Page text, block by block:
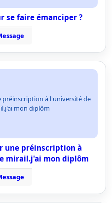
se faire émanciper ?
à l'université de
mon diplôm
une préinscription à
mirail.j'ai mon diplôm